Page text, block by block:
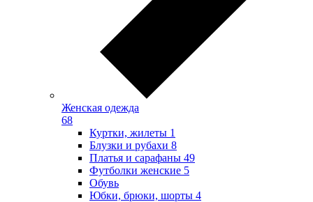
Женская одежда
68
Куртки, жилеты 1
Блузки и рубахи 8
Платья и сарафаны 49
Футболки женские 5
Обувь
Юбки, брюки, шорты 4